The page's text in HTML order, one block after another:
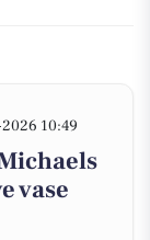
10:49
vase